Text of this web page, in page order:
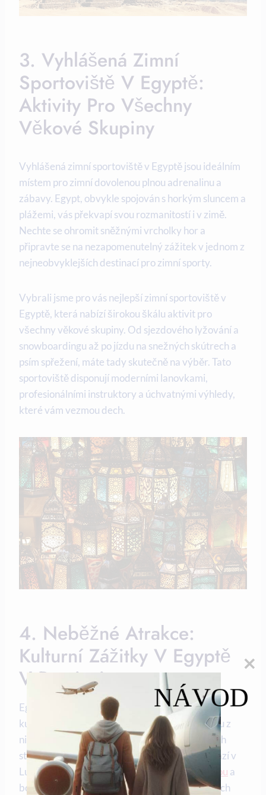
3. Vyhlášená Zimní
Sportoviště V Egyptě:
Aktivity Pro Všechny
Věkové Skupiny
Vyhlášená zimní sportoviště v Egyptě jsou ideálním
místem pro zimní dovolenou plnou adrenalinu a
zábavy. Egypt, obvykle spojován s horkým sluncem a
plážemi, vás překvapí svou rozmanitostí i v zimě.
Nechte se ohromit sněžnými vrcholky hor a
připravte se na nezapomenutelný zážitek v jednom z
nejneobvyklejších destinací pro zimní sporty.
Vybrali jsme pro vás nejlepší zimní sportoviště v
Egyptě, která nabízí širokou škálu aktivit pro
všechny věkové skupiny. Od sjezdového lyžování a
snowboardingu až po jízdu na snežných skútrech a
psím spřežení, máte tady skutečně na výběr. Tato
sportoviště disponují moderními lanovkami,
profesionálními instruktory a úchvatnými výhledy,
které vám vezmou dech.
4. Neběžné Atrakce:
Kulturní Zážitky V Egyptě
V Prosinci
Egypt v prosinci nabízí mnoho neobvyklých
kulturních atrakcí, které stojí za to zažít. Jednou z
nich je navštívení Karnaku, jednoho z největších
starověkých chrámů na světě. Karnak se nachází v
Luxoru a je známý svou ohromující architekturou a
bohatou historií. Při procházce kolem obrovských
NÁVOD